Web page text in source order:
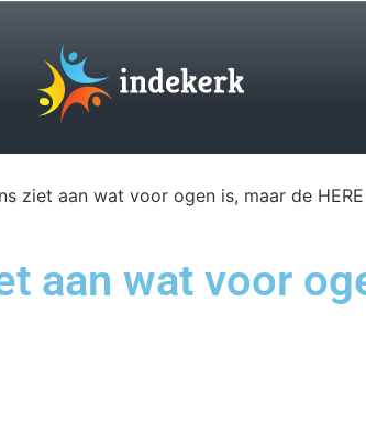
ziet aan wat voor ogen is, maar de
aan wat voor